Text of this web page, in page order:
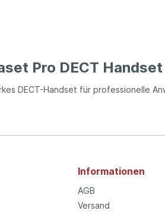
Pro DECT
DECT-Handset für professionelle
Informationen
AGB
Versand